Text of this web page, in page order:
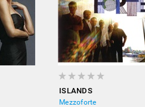
ISLANDS
Mezzoforte